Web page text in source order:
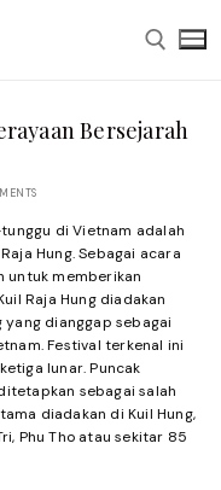
Bersejarah
di Vietnam adalah
Hung. Sebagai acara
untuk memberikan
Raja Hung diadakan
dianggap sebagai
Festival terkenal ini
lunar. Puncak
sebagai salah
diadakan di Kuil Hung,
Phu Tho atau sekitar 85